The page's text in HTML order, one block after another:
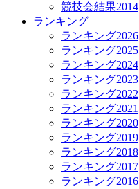
競技会結果2014
ランキング
ランキング2026
ランキング2025
ランキング2024
ランキング2023
ランキング2022
ランキング2021
ランキング2020
ランキング2019
ランキング2018
ランキング2017
ランキング2016